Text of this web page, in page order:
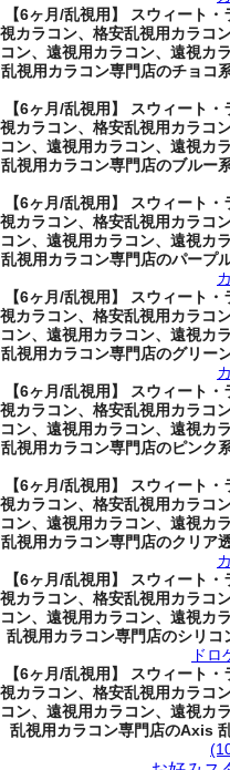
【6ヶ月/乱視用】 スウィート
視カラコン、格安乱視用カラコ
コン、遠視用カラコン、遠視カ
乱視用カラコン専門店のチョコ
【6ヶ月/乱視用】 スウィート
視カラコン、格安乱視用カラコ
コン、遠視用カラコン、遠視カ
乱視用カラコン専門店のブルー
【6ヶ月/乱視用】 スウィート
視カラコン、格安乱視用カラコ
コン、遠視用カラコン、遠視カ
乱視用カラコン専門店のパープ
【6ヶ月/乱視用】 スウィート
視カラコン、格安乱視用カラコ
コン、遠視用カラコン、遠視カ
乱視用カラコン専門店のグリー
【6ヶ月/乱視用】 スウィート
視カラコン、格安乱視用カラコ
コン、遠視用カラコン、遠視カ
乱視用カラコン専門店のピンク
【6ヶ月/乱視用】 スウィート
視カラコン、格安乱視用カラコ
コン、遠視用カラコン、遠視カ
乱視用カラコン専門店のクリア
【6ヶ月/乱視用】 スウィート
視カラコン、格安乱視用カラコ
コン、遠視用カラコン、遠視カ
乱視用カラコン専門店のシリコ
ドロ
【6ヶ月/乱視用】 スウィート
視カラコン、格安乱視用カラコ
コン、遠視用カラコン、遠視カ
乱視用カラコン専門店のAxis